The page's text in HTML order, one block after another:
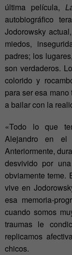
última película,
autobiográfico
Jodorowsky
miedos,
padres; los
son verdaderos.
colorido y
para ser esa
a bailar con la
«Todo lo que
Alejandro en el
Anteriormente,
desvivido por
obviamente teme.
vive en
esa memoria-
cuando somos
traumas le
replicamos
chicos.